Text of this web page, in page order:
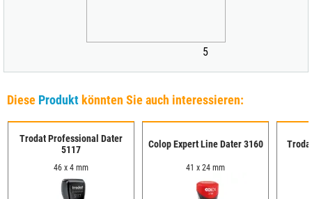
5
Diese Produkt könnten Sie auch interessieren:
Trodat Professional Dater
5117
46 x 4 mm
Colop Expert Line Dater 3160
41 x 24 mm